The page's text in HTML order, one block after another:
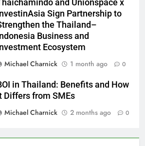
and Unionspace x
InvestinAsia Sign Partnership to
the Thailand–
Indonesia Business and
Investment Ecosystem
Michael Charnick
1 month ago 0
in Thailand: Benefits and How
Differs from SMEs
Michael Charnick
2 months ago 0